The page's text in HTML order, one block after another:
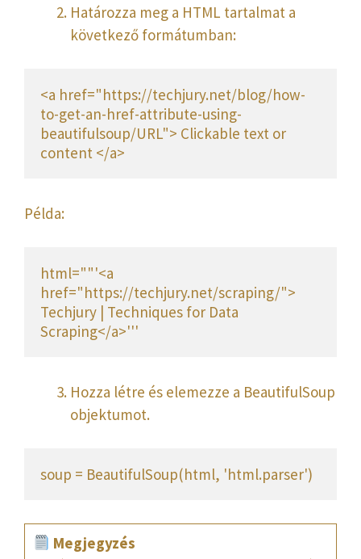
Határozza meg a HTML tartalmat a
következő formátumban:
<a href="https://techjury.net/blog/how-
to-get-an-href-attribute-using-
beautifulsoup/URL"> Clickable text or
content </a>
Példa:
html=""'<a
href="https://techjury.net/scraping/">
Techjury | Techniques for Data
Scraping</a>'''
Hozza létre és elemezze a BeautifulSoup
objektumot.
soup = BeautifulSoup(html, 'html.parser')
Megjegyzés